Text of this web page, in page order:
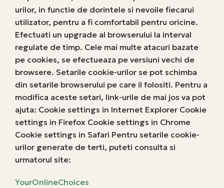
urilor, in functie de dorintele si nevoile fiecarui
utilizator, pentru a fi comfortabil pentru oricine.
Efectuati un upgrade al browserului la interval
regulate de timp. Cele mai multe atacuri bazate
pe cookies, se efectueaza pe versiuni vechi de
browsere. Setarile cookie-urilor se pot schimba
din setarile browserului pe care il folositi. Pentru a
modifica aceste setari, link-urile de mai jos va pot
ajuta: Cookie settings in Internet Explorer Cookie
settings in Firefox Cookie settings in Chrome
Cookie settings in Safari Pentru setarile cookie-
urilor generate de terti, puteti consulta si
urmatorul site:
YourOnlineChoices